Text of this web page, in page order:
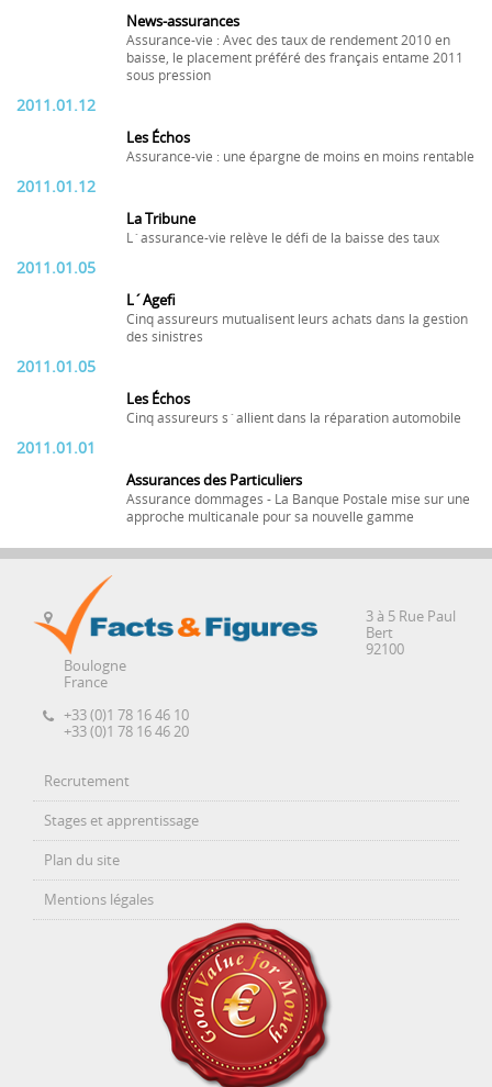
News-assurances
Assurance-vie : Avec des taux de rendement 2010 en
baisse, le placement préféré des français entame 2011
sous pression
2011.01.12
Les Échos
Assurance-vie : une épargne de moins en moins rentable
2011.01.12
La Tribune
L´assurance-vie relève le défi de la baisse des taux
2011.01.05
L´Agefi
Cinq assureurs mutualisent leurs achats dans la gestion
des sinistres
2011.01.05
Les Échos
Cinq assureurs s´allient dans la réparation automobile
2011.01.01
Assurances des Particuliers
Assurance dommages - La Banque Postale mise sur une
approche multicanale pour sa nouvelle gamme
3 à 5 Rue Paul
Bert
92100
Boulogne
France
+33 (0)1 78 16 46 10
+33 (0)1 78 16 46 20
Recrutement
Stages et apprentissage
Plan du site
Mentions légales